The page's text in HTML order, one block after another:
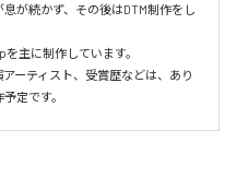
が続かず、その後はDTM制作をし
主に制作しています。
ーティスト、受賞歴などは、あり
定です。